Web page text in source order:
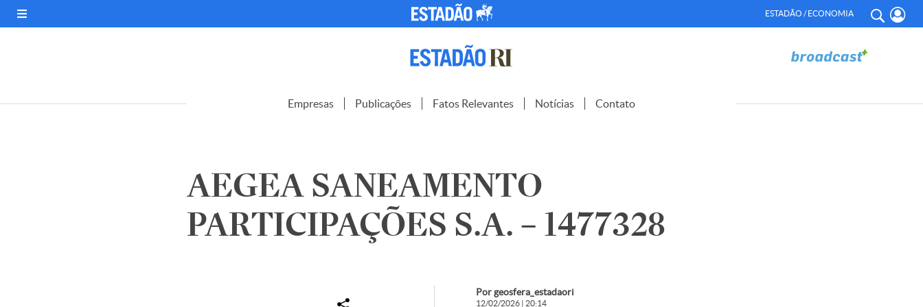
ESTADÃO / ECONOMIA
Empresas Publicações Fatos Relevantes Notícias Contato
AEGEA SANEAMENTO
PARTICIPAÇÕES S.A. – 1477328
Por geosfera_estadaori
12/02/2026 | 20:14